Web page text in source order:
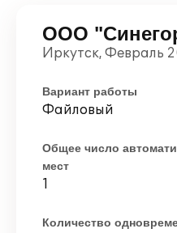
ООО
Иркутск, Февраль
Вариант работы
Файловый
Общее число
мест
1
Количество